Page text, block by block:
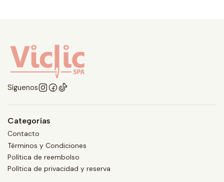
Síguenos
Categorías
Contacto
Términos y Condiciones
Política de reembolso
Política de privacidad y reserva